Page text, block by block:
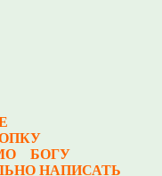
БОГУ
НАПИСАТЬ